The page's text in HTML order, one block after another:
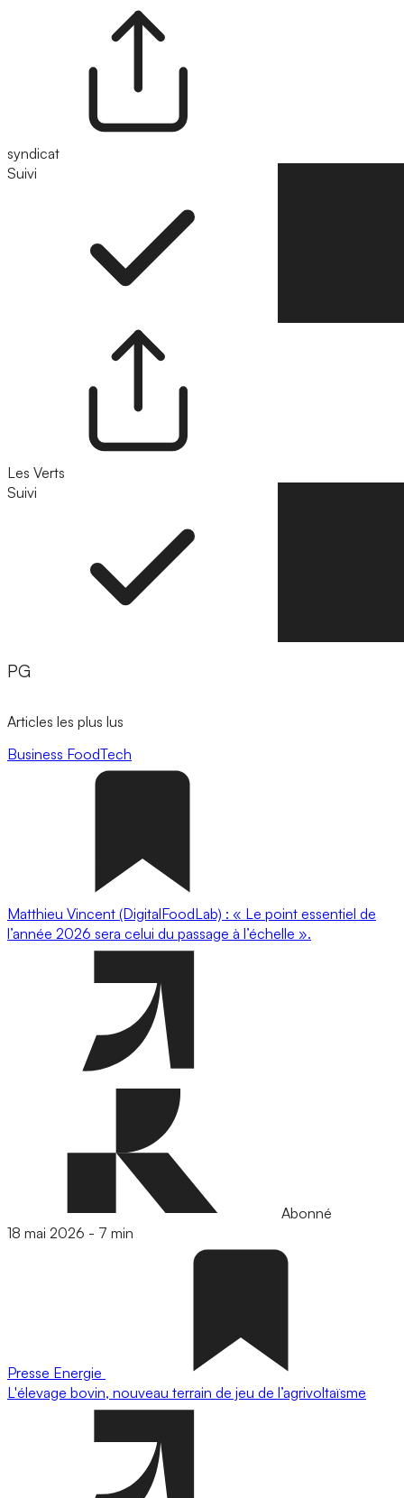
syndicat
Suivi
Les Verts
Suivi
PG
Articles les plus lus
Business FoodTech
Matthieu Vincent (DigitalFoodLab) : « Le point essentiel de
l’année 2026 sera celui du passage à l’échelle ».
Abonné
18 mai 2026 - 7 min
Presse Energie
L'élevage bovin, nouveau terrain de jeu de l’agrivoltaïsme